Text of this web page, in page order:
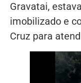
Gravatai,
imobilizado e
Cruz para